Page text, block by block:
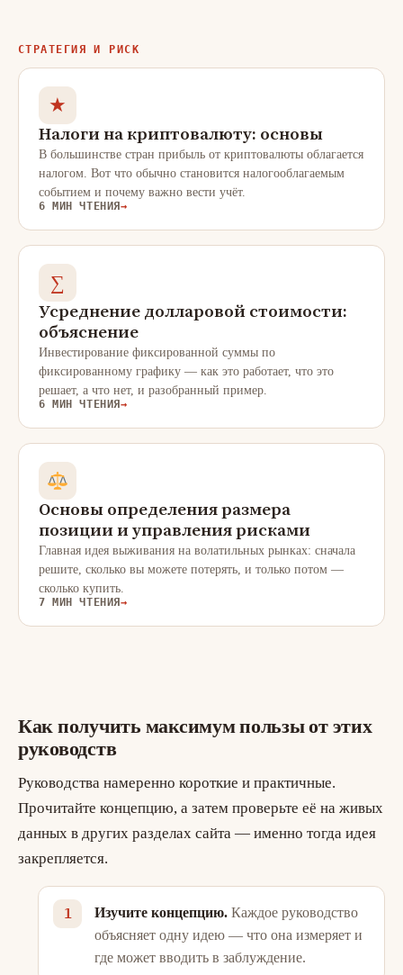
СТРАТЕГИЯ И РИСК
★
Налоги на криптовалюту: основы
В большинстве стран прибыль от криптовалюты облагается
налогом. Вот что обычно становится налогооблагаемым
событием и почему важно вести учёт.
6 МИН ЧТЕНИЯ →
∑
Усреднение долларовой стоимости:
объяснение
Инвестирование фиксированной суммы по
фиксированному графику — как это работает, что это
решает, а что нет, и разобранный пример.
6 МИН ЧТЕНИЯ →
Основы определения размера
позиции и управления рисками
Главная идея выживания на волатильных рынках: сначала
решите, сколько вы можете потерять, и только потом —
сколько купить.
7 МИН ЧТЕНИЯ →
Как получить максимум пользы от этих
руководств
Руководства намеренно короткие и практичные.
Прочитайте концепцию, а затем проверьте её на живых
данных в других разделах сайта — именно тогда идея
закрепляется.
Изучите концепцию. Каждое руководство
объясняет одну идею — что она измеряет и
где может вводить в заблуждение.